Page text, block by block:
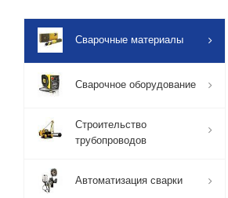
Сварочные материалы
Сварочное оборудование
Строительство
трубопроводов
Автоматизация сварки